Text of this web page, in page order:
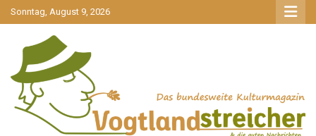
gehe
zum
Sonntag, August 9, 2026